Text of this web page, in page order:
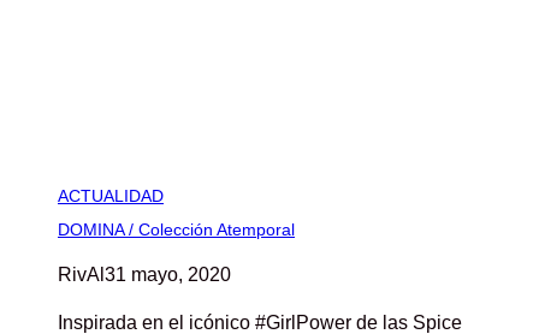
ACTUALIDAD
DOMINA / Colección Atemporal
RivAl 31 mayo, 2020
Inspirada en el icónico #GirlPower de las Spice